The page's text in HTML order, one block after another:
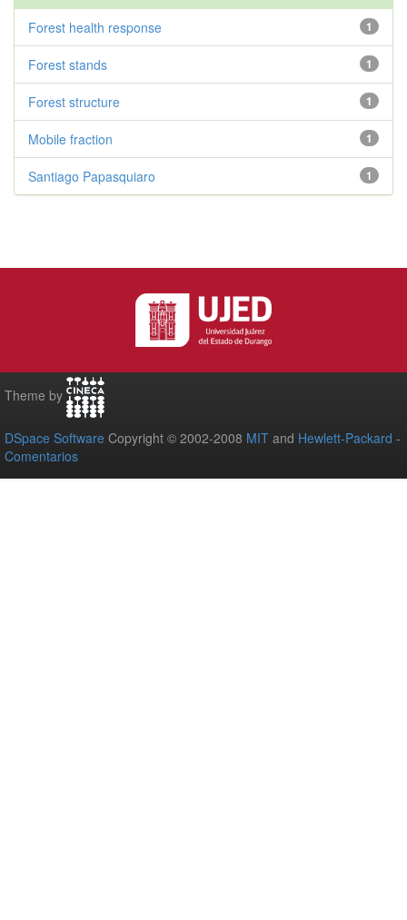
1
Forest health response
1
Forest stands
1
Forest structure
1
Mobile fraction
1
Santiago Papasquiaro
Theme by
DSpace Software Copyright © 2002-2008 MIT and Hewlett-Packard -
Comentarios